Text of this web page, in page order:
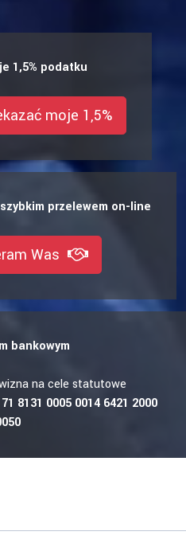
1,5% podatku
moje 1,5%
przelewem on-line
Was
bankowym
na cele statutowe
8131 0005 0014 6421 2000